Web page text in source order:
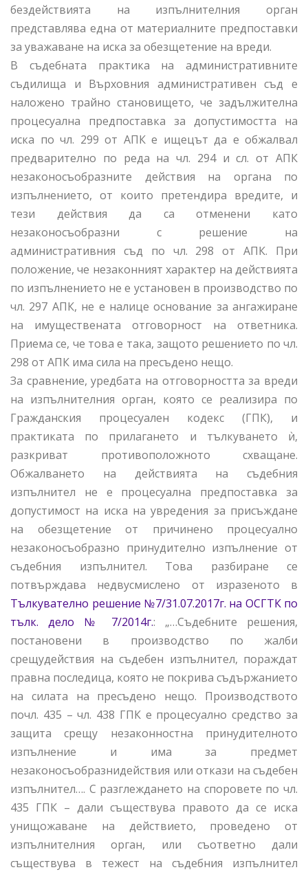
бездействията на изпълнителния орган
представлява една от материалните предпоставки
за уважаване на иска за обезщетение на вреди.
В съдебната практика на административните
съдилища и Върховния административен съд е
наложено трайно становището, че задължителна
процесуална предпоставка за допустимостта на
иска по чл. 299 от АПК е ищецът да е обжалвал
предварително по реда на чл. 294 и сл. от АПК
незаконосъобразните действия на органа по
изпълнението, от които претендира вредите, и
тези действия да са отменени като
незаконосъобразни с решение на
административния съд по чл. 298 от АПК. При
положение, че незаконният характер на действията
по изпълнението не е установен в производство по
чл. 297 АПК, не е налице основание за ангажиране
на имуществената отговорност на ответника.
Приема се, че това е така, защото решението по чл.
298 от АПК има сила на пресъдено нещо.
За сравнение, уредбата на отговорността за вреди
на изпълнителния орган, която се реализира по
Гражданския процесуален кодекс (ГПК), и
практиката по прилагането и тълкуването ѝ,
разкриват противоположното схващане.
Обжалването на действията на съдебния
изпълнител не е процесуална предпоставка за
допустимост на иска на увредения за присъждане
на обезщетение от причинено процесуално
незаконосъобразно принудително изпълнение от
съдебния изпълнител. Това разбиране се
потвърждава недвусмислено от изразеното в
Тълкувателно решение №7/31.07.2017г. на ОСГТК по
тълк. дело № 7/2014г.: „…Съдебните решения,
постановени в производство по жалби
срещудействия на съдебен изпълнител, пораждат
правна последица, която не покрива съдържанието
на силата на пресъдено нещо. Производството
почл. 435 – чл. 438 ГПК е процесуално средство за
защита срещу незаконностна принудителното
изпълнение и има за предмет
незаконосъобразнидействия или откази на съдебен
изпълнител…. С разглеждането на споровете по чл.
435 ГПК – дали съществува правото да се иска
унищожаване на действието, проведено от
изпълнителния орган, или съответно дали
съществува в тежест на съдебния изпълнител